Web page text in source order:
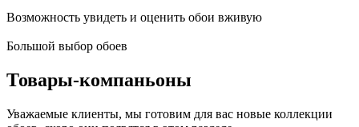
Возможность увидеть и оценить обои вживую
Большой выбор обоев
Товары-компаньоны
Уважаемые клиенты, мы готовим для вас новые коллекции